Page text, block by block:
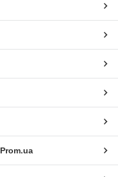
Prom.ua